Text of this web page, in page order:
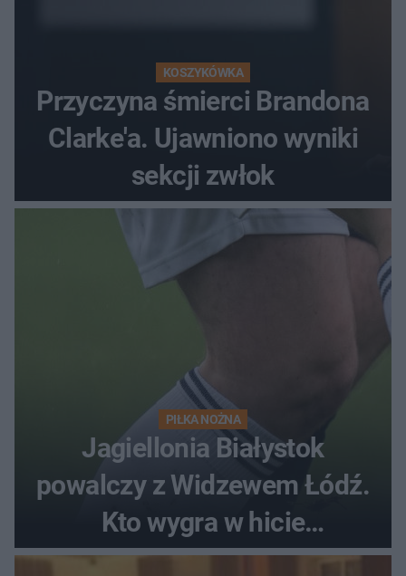
KOSZYKÓWKA
Przyczyna śmierci Brandona
Clarke'a. Ujawniono wyniki
sekcji zwłok
PIŁKA NOŻNA
Jagiellonia Białystok
powalczy z Widzewem Łódź.
Kto wygra w hicie
Ekstraklasy?